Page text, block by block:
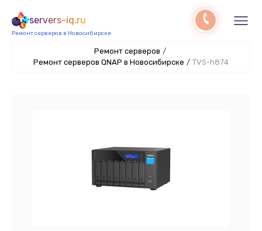
servers-iq.ru
Ремонт серверов в Новосибирске
Ремонт серверов /
Ремонт серверов QNAP в Новосибирске / TVS-h874